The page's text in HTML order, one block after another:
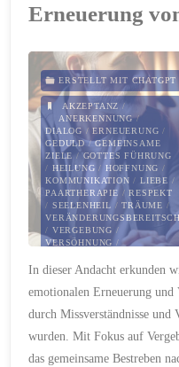
zum
Welttag
für
kulturelle
Entwicklung"
Erneuerung
ERSTELLT MIT CHATGPT
AKZEPTANZ /
ANERKENNUNG/
DIALOG /ERNEUERUNG /
GEDULD/GEMEINSAME
ZIELE/ GOTTES FÜHRUNG
/ HEILUNG / HOFFNUNG /
KOMMUNIKATION / LIEBE /
PAARTHERAPIE /RESPEKT
/ SEELENHEIL /TRÄUME /
/ VERGEBUNG /
VERSÖHNUNG /
ZUKUNFT/
In dieser Andacht erkunden
emotionalen Erneuerung und
durch Missverständnisse und
wurden. Mit Fokus auf
das gemeinsame Bestreben